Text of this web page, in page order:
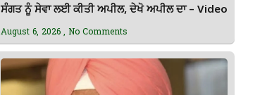
ਸੰਗਤ ਨੂੰ ਸੇਵਾ ਲਈ ਕੀਤੀ ਅਪੀਲ, ਦੇਖੋ ਅਪੀਲ ਦਾ – Video
August 6, 2026 No Comments